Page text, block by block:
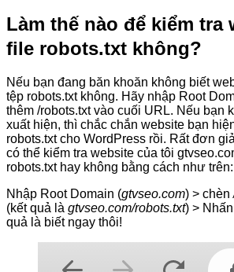
Làm thế nào để kiểm tra
file robots.txt không?
Nếu bạn đang băn khoăn không biết
tệp robots.txt không. Hãy nhập Root
thêm /robots.txt vào cuối URL. Nếu bạn
xuất hiện, thì chắc chắn website bạn
robots.txt cho WordPress rồi. Rất đơn
có thể kiểm tra website của tôi
robots.txt hay không bằng cách như trên:
Nhập Root Domain (gtvseo.com) > chèn
(kết quả là gtvseo.com/robots.txt) >
quả là biết ngay thôi!